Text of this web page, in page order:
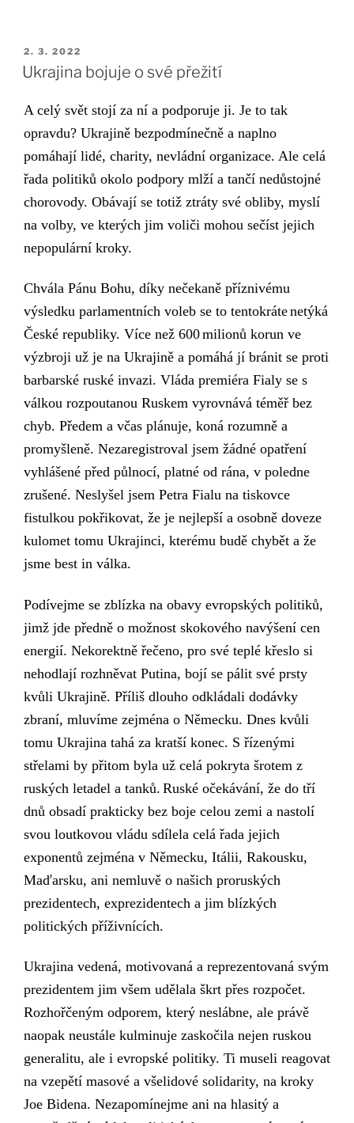
PUBLIKOVÁNO
2. 3. 2022
Ukrajina bojuje o své přežití
A celý svět stojí za ní a podporuje ji. Je to tak
opravdu? Ukrajině bezpodmínečně a naplno
pomáhají lidé, charity, nevládní organizace. Ale celá
řada politiků okolo podpory mlží a tančí nedůstojné
chorovody. Obávají se totiž ztráty své obliby, myslí
na volby, ve kterých jim voliči mohou sečíst jejich
nepopulární kroky.
Chvála Pánu Bohu, díky nečekaně příznivému
výsledku parlamentních voleb se to tentokrátenetýká
České republiky. Více než 600milionů korun ve
výzbroji už je na Ukrajině a pomáhá jí bránit se proti
barbarské ruské invazi. Vláda premiéra Fialy se s
válkou rozpoutanou Ruskem vyrovnává téměř bez
chyb. Předem a včas plánuje, koná rozumně a
promyšleně. Nezaregistroval jsem žádné opatření
vyhlášené před půlnocí, platné od rána, v poledne
zrušené. Neslyšel jsem Petra Fialu na tiskovce
fistulkou pokřikovat, že je nejlepší a osobně doveze
kulomet tomu Ukrajinci, kterému budě chybět a že
jsme best in válka.
Podívejme se zblízka na obavy evropských politiků,
jimž jde předně o možnost skokového navýšení cen
energií. Nekorektně řečeno, pro své teplé křeslo si
nehodlají rozhněvat Putina, bojí se pálit své prsty
kvůli Ukrajině. Příliš dlouho odkládali dodávky
zbraní, mluvíme zejména o Německu. Dnes kvůli
tomu Ukrajina tahá za kratší konec. S řízenými
střelami by přitom byla už celá pokryta šrotem z
ruských letadel a tanků. Ruské očekávání, že do tří
dnů obsadí prakticky bez boje celou zemi a nastolí
svou loutkovou vládu sdílela celá řada jejich
exponentů zejména v Německu, Itálii, Rakousku,
Maďarsku, ani nemluvě o našich proruských
prezidentech, exprezidentech a jim blízkých
politických příživnících.
Ukrajina vedená, motivovaná a reprezentovaná svým
prezidentem jim všem udělala škrt přes rozpočet.
Rozhořčeným odporem, který neslábne, ale právě
naopak neustále kulminuje zaskočila nejen ruskou
generalitu, ale i evropské politiky. Ti museli reagovat
na vzepětí masové a všelidové solidarity, na kroky
Joe Bidena. Nezapomínejme ani na hlasitý a